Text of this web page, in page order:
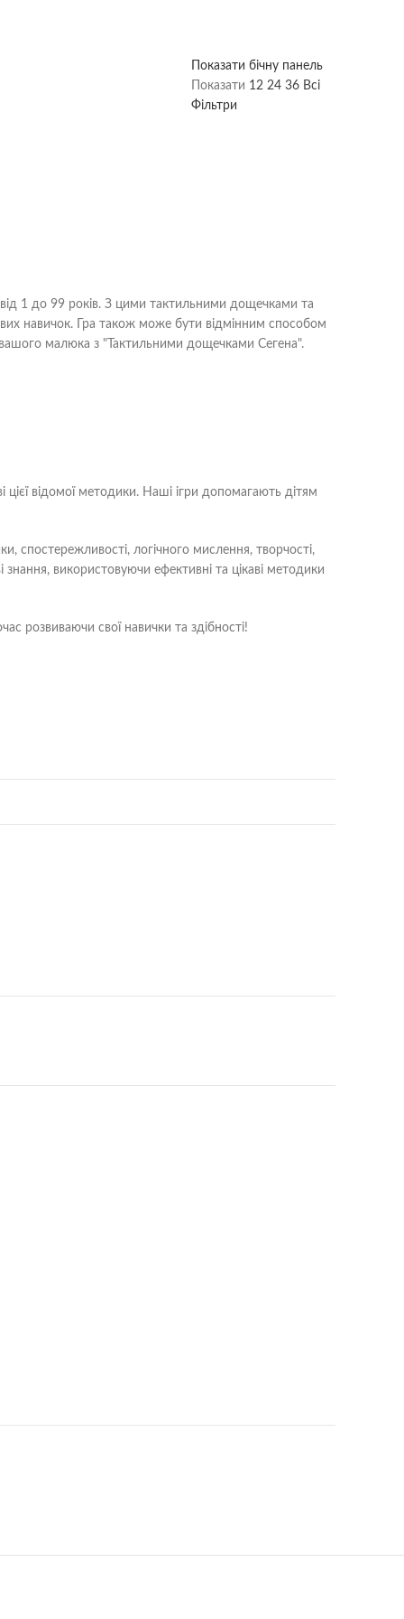
Показати бічну панель
Показати 12 24 36 Всі
Фільтри
від 1 до 99 років. З цими тактильними дощечками та
навичок. Гра також може бути відмінним способом
вашого малюка з "Тактильними дощечками Сегена".
цієї відомої методики. Наші ігри допомагають дітям
спостережливості, логічного мислення, творчості,
використовуючи ефективні та цікаві методики
розвиваючи свої навички та здібності!